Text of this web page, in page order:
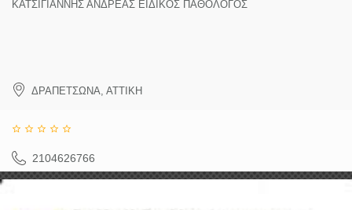
ΚΑΤΣΙΓΙΑΝΝΗΣ ΑΝΔΡΕΑΣ ΕΙΔΙΚΟΣ ΠΑΘΟΛΟΓΟΣ
ΔΡΑΠΕΤΣΩΝΑ ΑΤΤΙΚΗ
2104626766